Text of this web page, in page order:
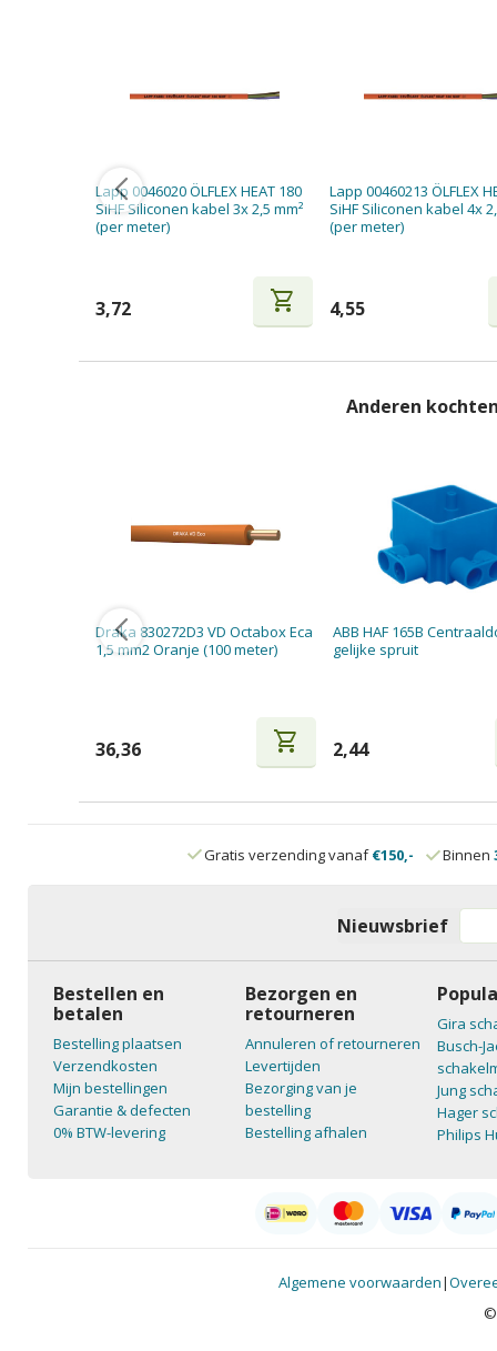
Lapp 0046020 ÖLFLEX HEAT 180
SiHF Siliconen kabel 3x 2,5 mm²
(per meter)
3,72 shopping_cart
Lapp 00460213 ÖLFLEX
SiHF Siliconen kabel 4x
(per meter)
4,55
Anderen
Draka 830272D3 VD Octabox Eca
1,5 mm2 Oranje (100 meter)
36,36 shopping_cart
ABB HAF 165B
gelijke spruit
2,44
Gratis verzending vanaf€150,- Binnen
Nieuwsbrief
Bestellen en
betalen
Bestelling plaatsen
Verzendkosten
Mijn bestellingen
Garantie & defecten
0% BTW-levering
Bezorgen en
retourneren
Annuleren of retourneren
Levertijden
Bezorging van je
bestelling
Bestelling afhalen
Gira
Busch-
Jung
Hager
Philips
Algemene voorwaarden|
©